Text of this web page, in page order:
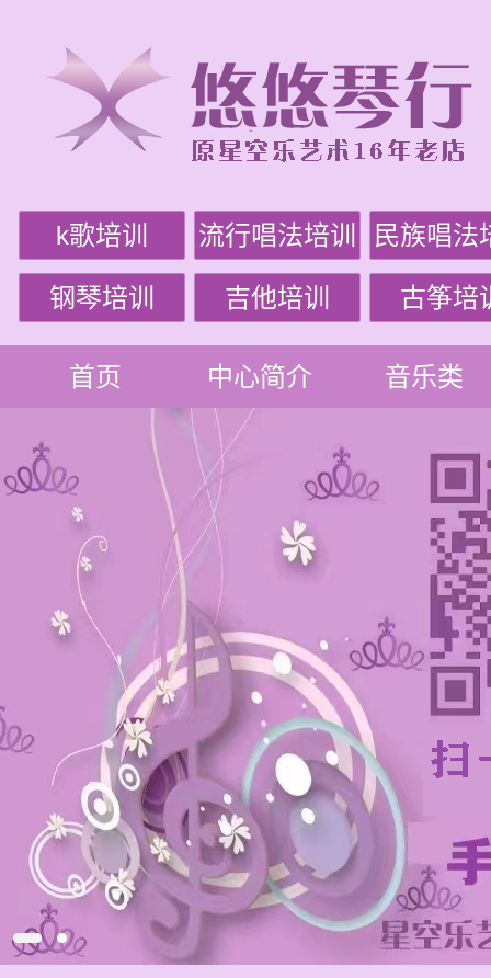
k歌培训 流行唱法培训 民族唱法
钢琴培训 吉他培训 古筝培
首页 中心简介 音乐类